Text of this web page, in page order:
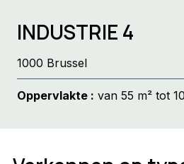
INDUSTRIE 4
1000 Brussel
Oppervlakte : van 55 m² tot